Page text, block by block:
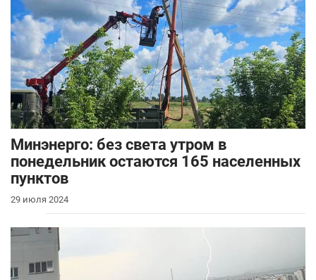
Минэнерго: без света утром в
понедельник остаются 165 населенных
пунктов
29 июля 2024